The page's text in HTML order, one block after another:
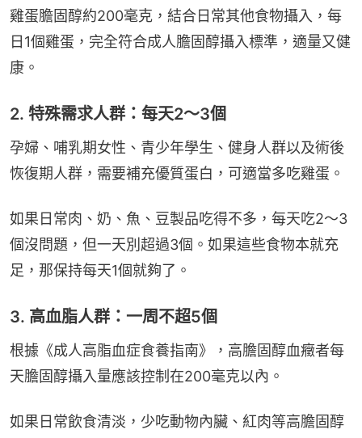
雞蛋膽固醇約200毫克，結合日常其他食物攝入，每
日1個雞蛋，完全符合成人膽固醇攝入標準，適量又健
康。
2. 特殊需求人群：每天2～3個
孕婦、哺乳期女性、青少年學生、健身人群以及術後
恢復期人群，需要補充優質蛋白，可適當多吃雞蛋。
如果日常肉、奶、魚、豆製品吃得不多，每天吃2～3
個沒問題，但一天別超過3個。如果這些食物本就充
足，那保持每天1個就夠了。
3. 高血脂人群：一周不超5個
根據《成人高脂血症食養指南》，高膽固醇血癥者每
天膽固醇攝入量應該控制在200毫克以內。
如果日常飲食清淡，少吃動物內臟、紅肉等高膽固醇